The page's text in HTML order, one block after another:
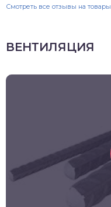
Смотреть все отзывы на товары
ВЕНТИЛЯЦИЯ